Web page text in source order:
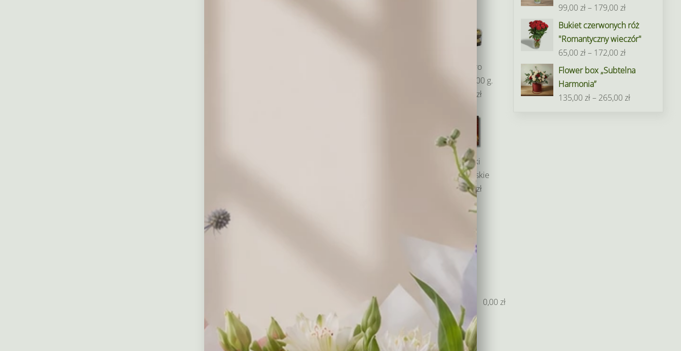
Ferrero
Rocher 200 g.
49,00 zł
Baryłki
wedlowskie
55,00 zł
0,00zł
Balony napełniane helem
99,00zł– 179,00złZakres
cen:
od
179,00 zł
Bukiet czerwonych róż
"Romantyczny wieczór"
65,00zł– 172,00złZakres
cen:
65,00 zł
Flower box „Subtelna
Harmonia”
135,00zł– 265,00złZakres